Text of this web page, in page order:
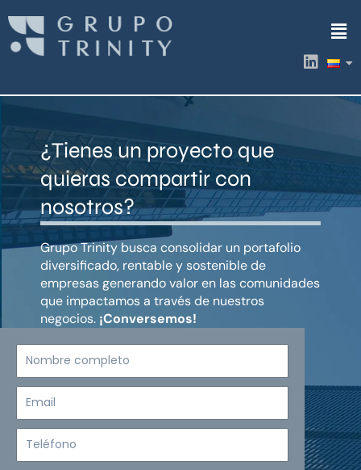
contenido
L
i
k
i
¿Tienes un proyecto que
quieras compartir con
nosotros?
Grupo Trinity busca consolidar un portafolio
diversificado, rentable y sostenible de
empresas generando valor en las comunidades
que impactamos a través de nuestros
negocios. ¡Conversemos!